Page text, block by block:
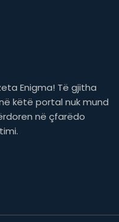
Enigma! Të gjitha
këtë portal nuk mund
në çfarëdo